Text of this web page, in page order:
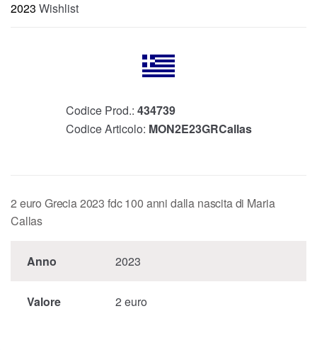
2023 Wishlist
Codice Prod.: 434739
Codice Articolo: MON2E23GRCallas
2 euro Grecia 2023 fdc 100 anni dalla nascita di Maria
Callas
Anno 2023
Valore 2 euro